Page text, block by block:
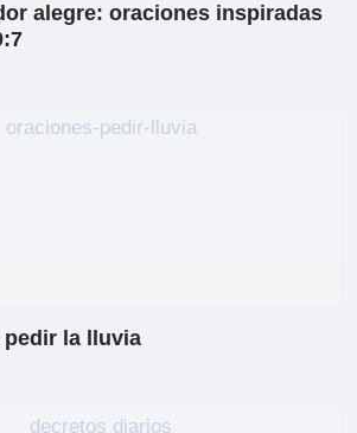
alegre: oraciones inspiradas
pedir la lluvia